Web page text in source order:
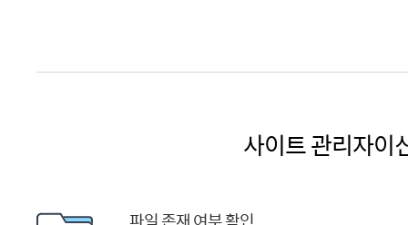
사이트 관리자이
파일 존재 여부 확인